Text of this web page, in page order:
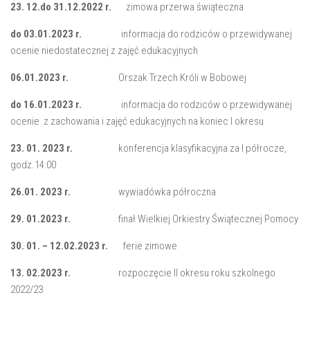
23. 12.do 31.12.2022 r. zimowa przerwa świąteczna
do 03.01.2023 r. informacja do rodziców o przewidywanej
ocenie niedostatecznej z zajęć edukacyjnych
06.01.2023 r. Orszak Trzech Króli w Bobowej
do 16.01.2023 r. informacja do rodziców o przewidywanej
ocenie z zachowania i zajęć edukacyjnych na koniec I okresu
23. 01. 2023 r. konferencja klasyfikacyjna za I półrocze,
godz.14:00
26.01. 2023 r. wywiadówka półroczna
29. 01.2023 r. finał Wielkiej Orkiestry Świątecznej Pomocy
30. 01. – 12.02.2023 r. ferie zimowe
13. 02.2023 r. rozpoczęcie II okresu roku szkolnego
2022/23